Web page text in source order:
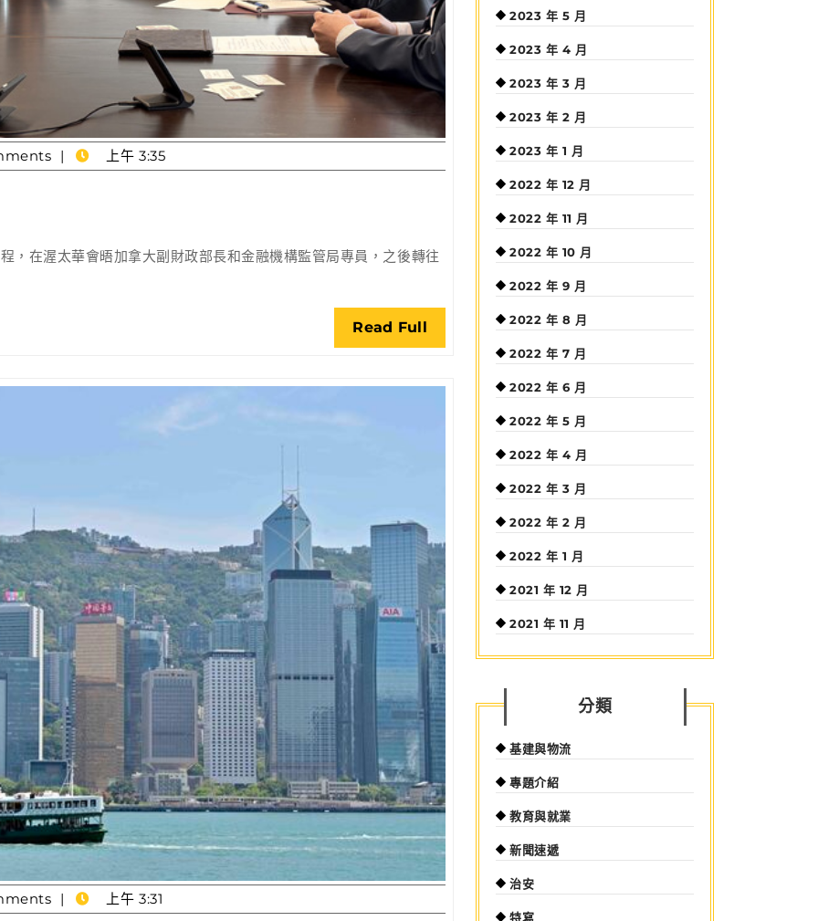
上午 3:35
，在渥太華會晤加拿大副財政部長和金融機構監管局專員，之後轉往
Read Full
Full
上午 3:31
2023 年 5 月
2023 年 4 月
2023 年 3 月
2023 年 2 月
2023 年 1 月
2022 年 12 月
2022 年 11 月
2022 年 10 月
2022 年 9 月
2022 年 8 月
2022 年 7 月
2022 年 6 月
2022 年 5 月
2022 年 4 月
2022 年 3 月
2022 年 2 月
2022 年 1 月
2021 年 12 月
2021 年 11 月
分類
基建與物流
專題介紹
教育與就業
新聞速遞
治安
特寫